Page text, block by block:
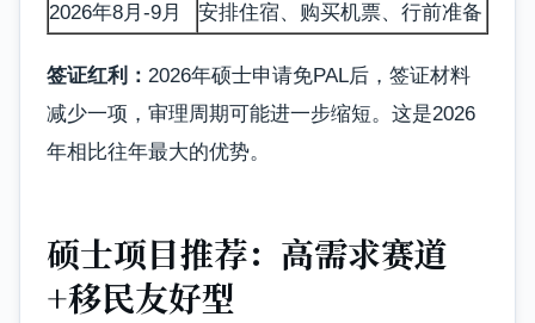
2026年8月-9月
安排住宿、购买机票、行前准备
签证红利： 2026年硕士申请免PAL后，签证材料
减少一项，审理周期可能进一步缩短。这是2026
年相比往年最大的优势。
硕士项目推荐：高需求赛道
+移民友好型